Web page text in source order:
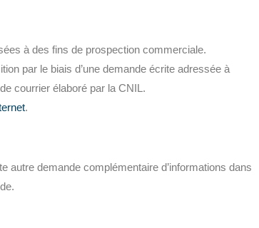
à des fins de prospection commerciale.
par le biais d’une demande écrite adressée à
courrier élaboré par la CNIL.
.
autre demande complémentaire d’informations dans